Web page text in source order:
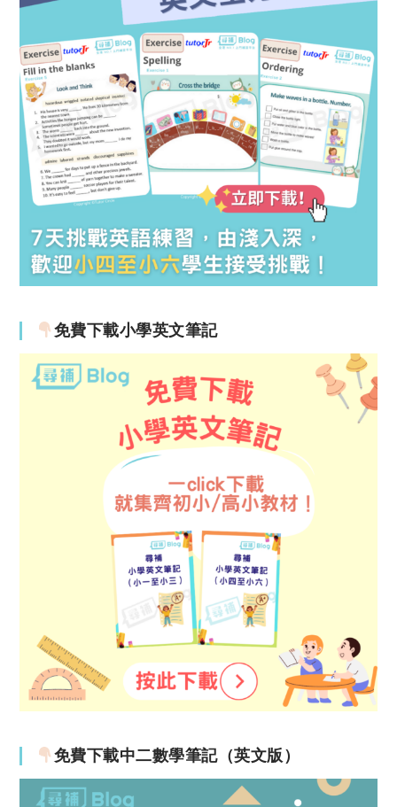
免費下載小學英文筆記
免費下載中二數學筆記（英文版）